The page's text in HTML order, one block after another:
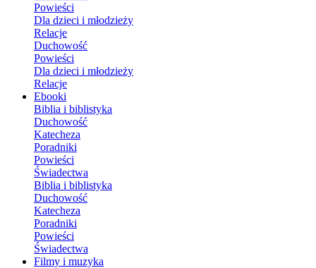
Powieści
Dla dzieci i młodzieży
Relacje
Duchowość
Powieści
Dla dzieci i młodzieży
Relacje
Ebooki
Biblia i biblistyka
Duchowość
Katecheza
Poradniki
Powieści
Świadectwa
Biblia i biblistyka
Duchowość
Katecheza
Poradniki
Powieści
Świadectwa
Filmy i muzyka